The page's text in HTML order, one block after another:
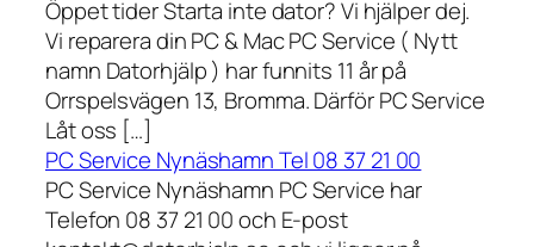
Öppet tider Starta inte dator? Vi hjälper dej.
Vi reparera din PC & Mac PC Service ( Nytt
namn Datorhjälp ) har funnits 11 år på
Orrspelsvägen 13, Bromma. Därför PC Service
Låt oss […]
PC Service Nynäshamn Tel 08 37 21 00
PC Service Nynäshamn PC Service har
Telefon 08 37 21 00 och E-post